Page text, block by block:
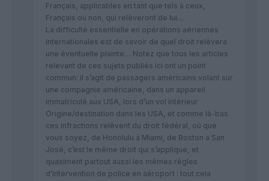
Français, applicables en tant que tels à ceux,
Français ou non, qui relèveront de lui…
La difficulté essentielle en opérations aériennes
internationales est de savoir de quel droit relèvera
une éventuelle plainte… Notez que tous les articles
relevant de ces sujets publiés ici ont un point
commun: il s’agit de passagers américains volant sur
une compagnie américaine, dans un appareil
immatriculé aux USA, lors d’un vol intérieur
Origine/destination dans les USA, et comme là-bas
ces infractions relèvent du droit fédéral, où que
vous soyez, de Honolulu à Miami, de Boston a San
José, c’est le même droit qui s’applique, et
quasiment partout aussi les mêmes règles
d’intervention de police en aéroport : tout cela